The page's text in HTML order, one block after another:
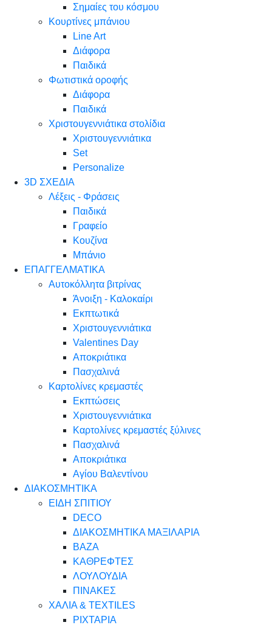
Σημαίες του κόσμου
Κουρτίνες μπάνιου
Line Art
Διάφορα
Παιδικά
Φωτιστικά οροφής
Διάφορα
Παιδικά
Χριστουγεννιάτικα στολίδια
Χριστουγεννιάτικα
Set
Personalize
3D ΣΧΕΔΙΑ
Λέξεις - Φράσεις
Παιδικά
Γραφείο
Κουζίνα
Μπάνιο
ΕΠΑΓΓΕΛΜΑΤΙΚΑ
Αυτοκόλλητα βιτρίνας
Άνοιξη - Καλοκαίρι
Εκπτωτικά
Χριστουγεννιάτικα
Valentines Day
Αποκριάτικα
Πασχαλινά
Καρτολίνες κρεμαστές
Εκπτώσεις
Χριστουγεννιάτικα
Καρτολίνες κρεμαστές ξύλινες
Πασχαλινά
Αποκριάτικα
Αγίου Βαλεντίνου
ΔΙΑΚΟΣΜΗΤΙΚΑ
ΕΙΔΗ ΣΠΙΤΙΟΥ
DECO
ΔΙΑΚΟΣΜΗΤΙΚΑ ΜΑΞΙΛΑΡΙΑ
ΒΑΖΑ
ΚΑΘΡΕΦΤΕΣ
ΛΟΥΛΟΥΔΙΑ
ΠΙΝΑΚΕΣ
ΧΑΛΙΑ & TEXTILES
ΡΙΧΤΑΡΙΑ